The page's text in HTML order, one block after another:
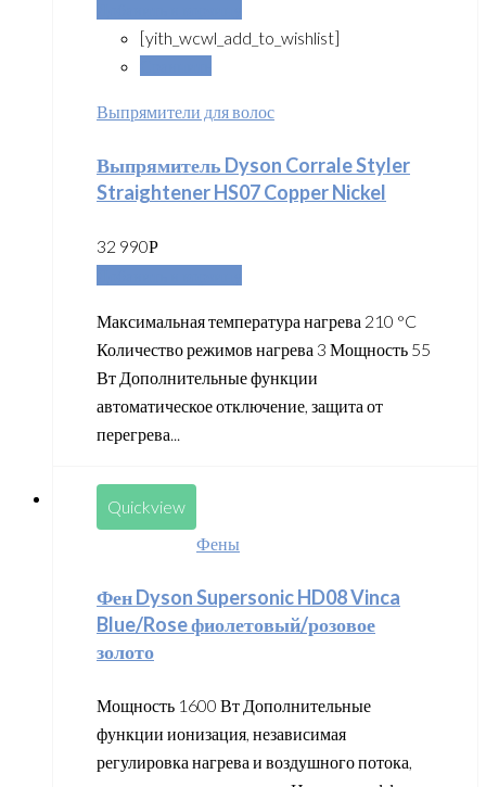
[yith_wcwl_add_to_wishlist]
Выпрямители для волос
Выпрямитель Dyson Corrale Styler
Straightener HS07 Copper Nickel
32 990Р
Максимальная температура нагрева 210 °C
Количество режимов нагрева 3 Мощность 55
Вт Дополнительные функции
автоматическое отключение, защита от
перегрева...
Quickview
Фены
Фен Dyson Supersonic HD08 Vinca
Blue/Rose фиолетовый/розовое
золото
Мощность 1600 Вт Дополнительные
функции ионизация, независимая
регулировка нагрева и воздушного потока,